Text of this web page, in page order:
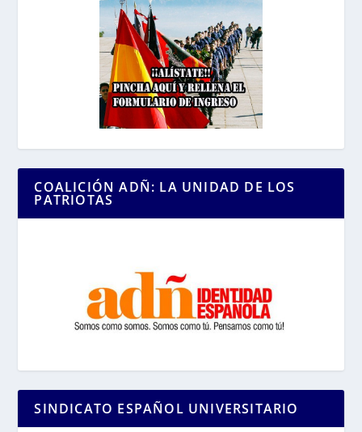
COALICIÓN ADÑ: LA UNIDAD DE LOS
PATRIOTAS
SINDICATO ESPAÑOL UNIVERSITARIO